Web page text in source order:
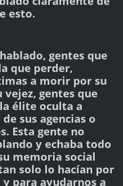
esto.
gentes que
que perder,
a morir por su
gentes que
élite oculta a
sus agencias o
Esta gente no
y echaba todo
memoria social
solo lo hacían por
para ayudarnos a